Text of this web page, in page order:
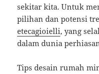
sekitar kita. Untuk
pilihan dan potensi
etecagioielli, yang
dalam dunia
Tips desain rumah